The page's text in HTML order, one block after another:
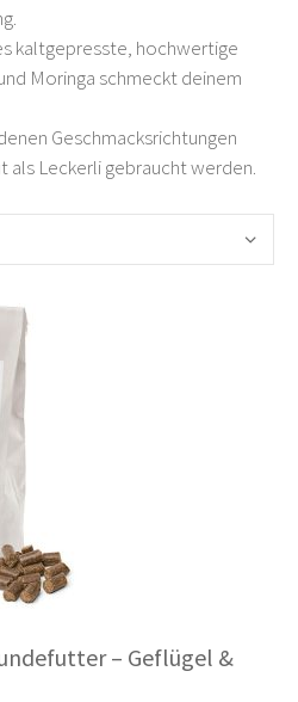
kaltgepresste, hochwertige
Moringa schmeckt deinem
Geschmacksrichtungen
als Leckerli gebraucht werden.
– Geflügel &